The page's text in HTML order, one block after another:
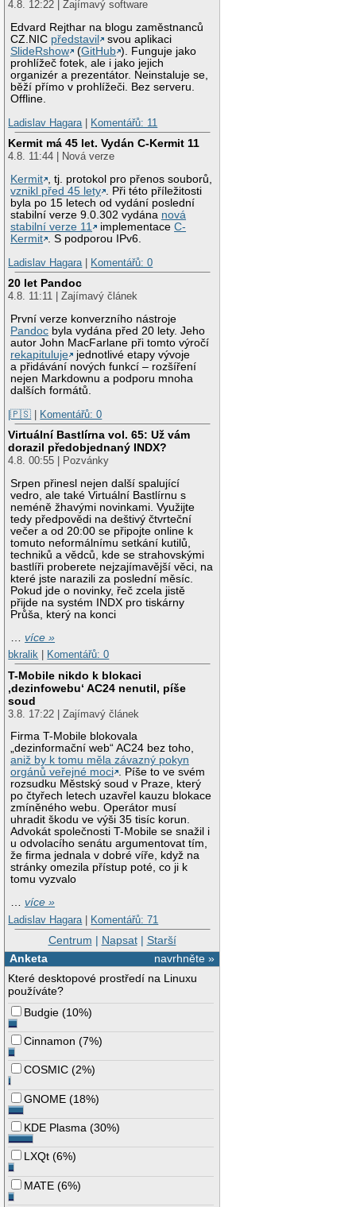
4.8. 12:22 | Zajímavý software
Edvard Rejthar na blogu zaměstnanců
CZ.NIC představil
svou aplikaci
SlideRshow
(GitHub ). Funguje jako
prohlížeč fotek, ale i jako jejich
organizér a prezentátor. Neinstaluje se,
běží přímo v prohlížeči. Bez serveru.
Offline.
Ladislav Hagara | Komentářů: 11
Kermit má 45 let. Vydán C-Kermit 11
4.8. 11:44 | Nová verze
Kermit , tj. protokol pro přenos souborů,
vznikl před 45 lety . Při této příležitosti
byla po 15 letech od vydání poslední
stabilní verze 9.0.302 vydána nová
stabilní verze 11
implementaceC-
Kermit . S podporou IPv6.
Ladislav Hagara | Komentářů: 0
20 let Pandoc
4.8. 11:11 | Zajímavý článek
První verze konverzního nástroje
Pandoc byla vydána před 20 lety. Jeho
autor John MacFarlane při tomto výročí
rekapituluje
jednotlivé etapy vývoje
a přidávání nových funkcí – rozšíření
nejen Markdownu a podporu mnoha
dalších formátů.
|🇵🇸 | Komentářů: 0
Virtuální Bastlírna vol. 65: Už vám
dorazil předobjednaný INDX?
4.8. 00:55 | Pozvánky
Srpen přinesl nejen další spalující
vedro, ale také Virtuální Bastlírnu s
neméně žhavými novinkami. Využijte
tedy předpovědi na deštivý čtvrteční
večer a od 20:00 se připojte online k
tomuto neformálnímu setkání kutilů,
techniků a vědců, kde se strahovskými
bastlíři proberete nejzajímavější věci, na
které jste narazili za poslední měsíc.
Pokud jde o novinky, řeč zcela jistě
přijde na systém INDX pro tiskárny
Průša, který na konci
…více »
bkralik
Komentářů: 0
T-Mobile nikdo k blokaci
‚dezinfowebu‘ AC24 nenutil, píše
soud
3.8. 17:22 | Zajímavý článek
Firma T-Mobile blokovala
„dezinformační web“ AC24 bez toho,
aniž by k tomu měla závazný pokyn
orgánů veřejné moci . Píše to ve svém
rozsudku Městský soud v Praze, který
po čtyřech letech uzavřel kauzu blokace
zmíněného webu. Operátor musí
uhradit škodu ve výši 35 tisíc korun.
Advokát společnosti T-Mobile se snažil i
u odvolacího senátu argumentovat tím,
že firma jednala v dobré víře, když na
stránky omezila přístup poté, co ji k
tomu vyzvalo
…více »
Ladislav Hagara | Komentářů: 71
Centrum | Napsat| Starší
navrhněte »
Anketa
Které desktopové prostředí na Linuxu
používáte?
Budgie (10%)
Cinnamon (7%)
COSMIC (2%)
GNOME (18%)
KDE Plasma (30%)
LXQt (6%)
MATE (6%)